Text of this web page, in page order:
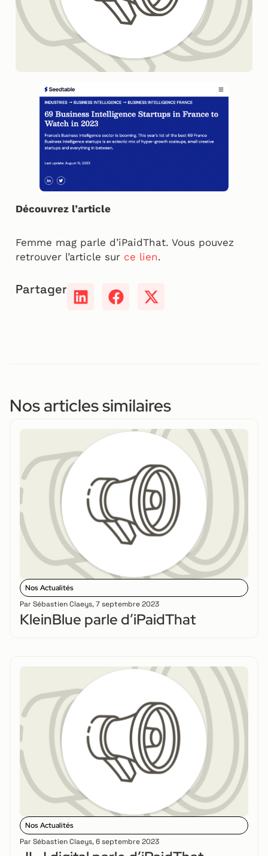
Découvrez l’article
Femme mag parle d’iPaidThat. Vous pouvez
retrouver l’article sur ce lien.
Partager
Nos articles similaires
Nos Actualités
Par Sébastien Claeys,7 septembre 2023
KleinBlue parle d’iPaidThat
Nos Actualités
Par Sébastien Claeys,6 septembre 2023